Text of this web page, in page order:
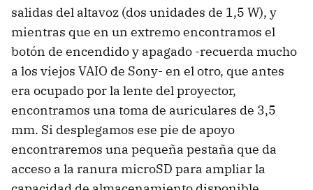
salidas del altavoz (dos unidades de 1,5 W), y
mientras que en un extremo encontramos el
botón de encendido y apagado -recuerda mucho
a los viejos VAIO de Sony- en el otro, que antes
era ocupado por la lente del proyector,
encontramos una toma de auriculares de 3,5
mm. Si desplegamos ese pie de apoyo
encontraremos una pequeña pestaña que da
acceso a la ranura microSD para ampliar la